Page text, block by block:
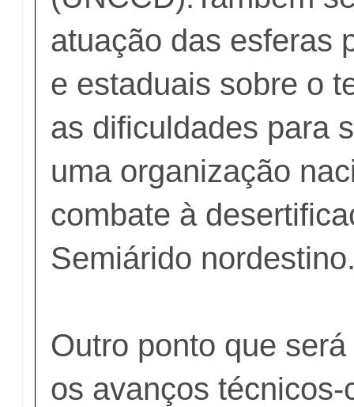
atuação das esferas
e estaduais sobre o
as dificuldades para
uma organização
combate à
Semiárido
Outro ponto que
os avanços